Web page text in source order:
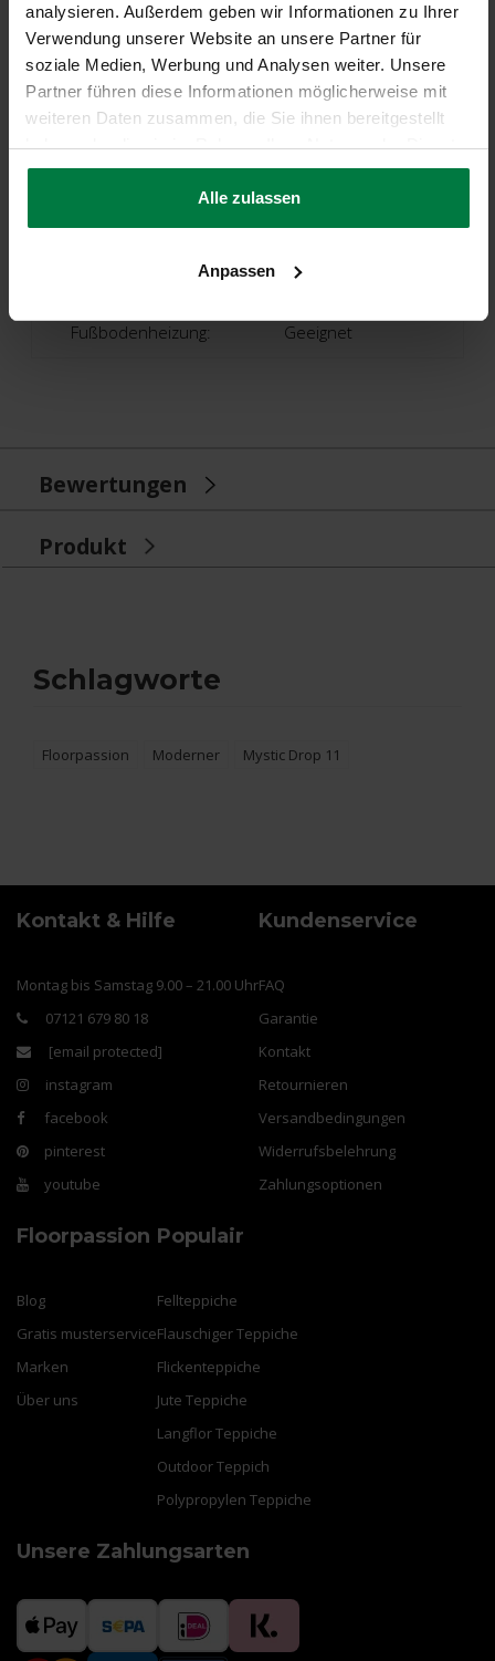
analysieren. Außerdem geben wir Informationen zu Ihrer
Verwendung unserer Website an unsere Partner für
soziale Medien, Werbung und Analysen weiter. Unsere
Partner führen diese Informationen möglicherweise mit
weiteren Daten zusammen, die Sie ihnen bereitgestellt
haben oder die sie im Rahmen Ihrer Nutzung der Dienste
gesammelt haben.
Alle zulassen
Anpassen
Bewertungen
Produkt
Farbe: 11, Weiss
Material: 100% Polypropylen
Ca. 2 Zentimeter
Garantie:
2 Jahre Herstellergarantie
Fußbodenheizung: Geeignet
Schlagworte
Floorpassion Moderner Mystic Drop 11
Kontakt & Hilfe
Montag bis Samstag 9.00 – 21.00 Uhr
07121 679 80 18
[email protected]
instagram
facebook
pinterest
youtube
Kundenservice
FAQ
Garantie
Kontakt
Retournieren
Versandbedingungen
Widerrufsbelehrung
Zahlungsoptionen
Floorpassion
Blog
Gratis musterservice
Marken
Über uns
Populair
Fellteppiche
Flauschiger Teppiche
Flickenteppiche
Jute Teppiche
Langflor Teppiche
Outdoor Teppich
Polypropylen Teppiche
Unsere Zahlungsarten